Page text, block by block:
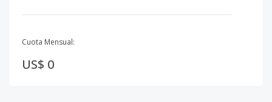
Cuota Mensual:
US$ 0